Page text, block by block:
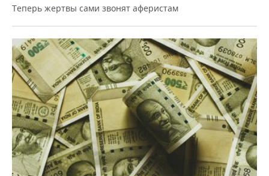
Теперь жертвы сами звонят аферистам